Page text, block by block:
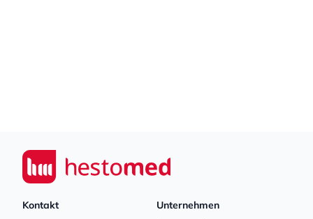
Seiwert GmbH
Kontakt
Unternehmen